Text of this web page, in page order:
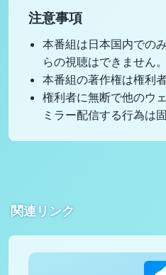
注意事項
本番組は日本国内での
らの視聴はできません。
本番組の著作権は権利
権利者に無断で他のウ
ミラー配信する行為は
関連リンク